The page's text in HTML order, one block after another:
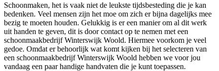
Schoonmaken, het is vaak niet de leukste tijdsbesteding die je kan
bedenken. Veel mensen zijn het moe om zich er bijna dagelijks mee
bezig te moeten houden. Gelukkig is er een manier om al dit werk
uit handen te geven, dit is door contact op te nemen met een
schoonmaakbedrijf Winterswijk Woold. Hiermee voorkom je veel
gedoe. Omdat er behoorlijk wat komt kijken bij het selecteren van
een schoonmaakbedrijf Winterswijk Woold hebben we voor jou
vandaag een paar handige handvaten die je kunt toepassen.